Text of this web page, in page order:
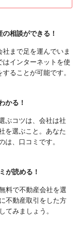
の相談ができる！
まで足を運んでいま
はインターネットを使
ることが可能です。
かる！
ぶコツは、会社は社
を選ぶこと。あなた
は、口コミです。
が読める！
料で不動産会社を選
不動産取引をした方
てみましょう。